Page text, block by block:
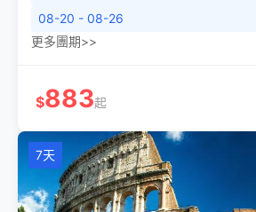
08-20 - 08-26
更多團期>>
$883起
7天